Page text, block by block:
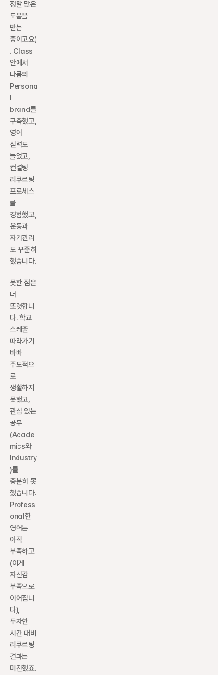
정말 많은
도움을
받는
중이고요)
. Class
안에서
나름의
Persona
l
brand를
구축했고,
영어
실력도
늘었고,
컨설팅
리쿠르팅
프로세스
를
경험했고,
운동과
자기관리
도 꾸준히
했습니다.
못한 점은
더
또렷합니
다. 학교
스케줄
따라가기
바빠
주도적으
로
생활하지
못했고,
관심 있는
공부
(Acade
mics와
Industry
)를
충분히 못
했습니다.
Professi
onal한
영어는
아직
부족하고
(이게
자신감
부족으로
이어집니
다),
투자한
시간 대비
리쿠르팅
결과는
미진했죠.